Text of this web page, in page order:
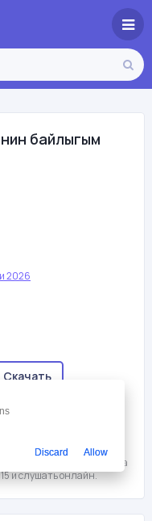
байлыгым
2026
Скачать
бесплатно Кайрат
320 kb/s, размером файла
и слушать онлайн.
Discard Allow